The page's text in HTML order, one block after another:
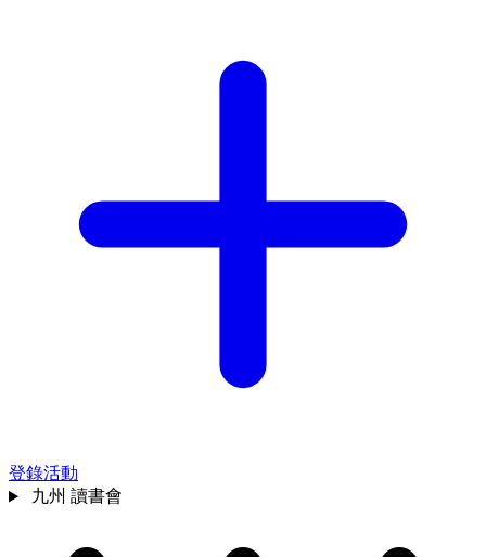
登錄活動
九州 讀書會